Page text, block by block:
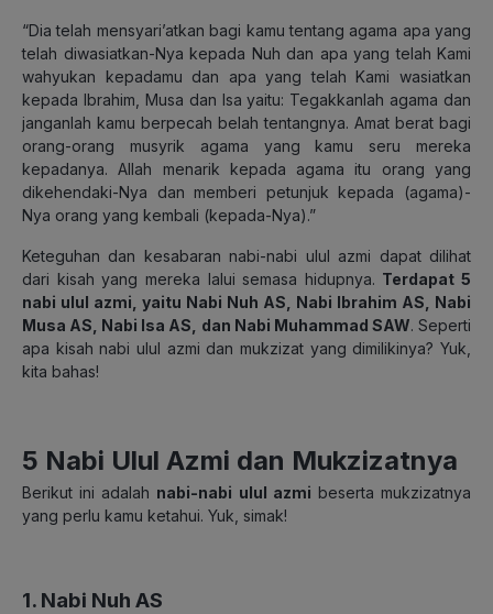
“Dia telah mensyari’atkan bagi kamu tentang agama apa yang
telah diwasiatkan-Nya kepada Nuh dan apa yang telah Kami
wahyukan kepadamu dan apa yang telah Kami wasiatkan
kepada Ibrahim, Musa dan Isa yaitu: Tegakkanlah agama dan
janganlah kamu berpecah belah tentangnya. Amat berat bagi
orang-orang musyrik agama yang kamu seru mereka
kepadanya. Allah menarik kepada agama itu orang yang
dikehendaki-Nya dan memberi petunjuk kepada (agama)-
Nya orang yang kembali (kepada-Nya).”
Keteguhan dan kesabaran nabi-nabi ulul azmi dapat dilihat
dari kisah yang mereka lalui semasa hidupnya. Terdapat 5
nabi ulul azmi, yaitu Nabi Nuh AS, Nabi Ibrahim AS, Nabi
Musa AS, Nabi Isa AS, dan Nabi Muhammad SAW. Seperti
apa kisah nabi ulul azmi dan mukzizat yang dimilikinya? Yuk,
kita bahas!
5 Nabi Ulul Azmi dan Mukzizatnya
Berikut ini adalah nabi-nabi ulul azmi beserta mukzizatnya
yang perlu kamu ketahui. Yuk, simak!
1. Nabi Nuh AS